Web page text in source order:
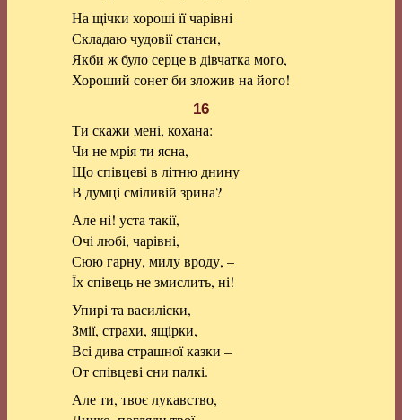
На щічки хороші її чарівні
Складаю чудовії станси,
Якби ж було серце в дівчатка мого,
Хороший сонет би зложив на його!
16
Ти скажи мені, кохана:
Чи не мрія ти ясна,
Що співцеві в літню днину
В думці сміливій зрина?
Але ні! уста такії,
Очі любі, чарівні,
Сюю гарну, милу вроду, –
Їх співець не змислить, ні!
Упирі та василіски,
Змії, страхи, ящірки,
Всі дива страшної казки –
От співцеві сни палкі.
Але ти, твоє лукавство,